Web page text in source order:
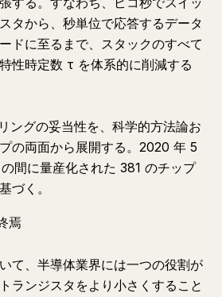
タから、秒単位で応答するデータ
ドに至るまで、スタックのすべて
性時定数 τ を体系的に削減する
ングの妥当性を、科学的方法論お
の両面から展開する。2020 年 5
間に量産化された 381 のチップ
づく。
焉
て、半導体業界には一つの役割が
ランジスタをより小さくすること